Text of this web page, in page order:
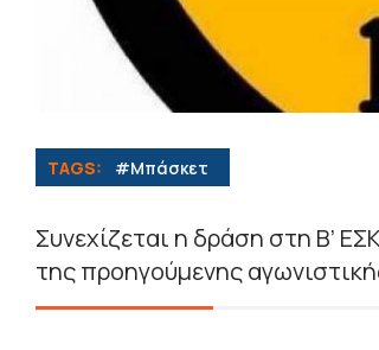
TAGS: #Μπάσκετ
Συνεχίζεται η δράση στη Β’
της προηγούμενης